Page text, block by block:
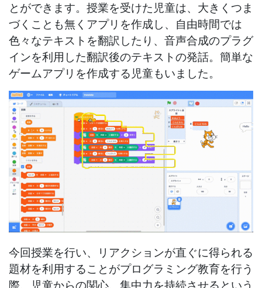
とができます。授業を受けた児童は、大きくつま
づくことも無くアプリを作成し、自由時間では
色々なテキストを翻訳したり、音声合成のプラグ
インを利用した翻訳後のテキストの発話。簡単な
ゲームアプリを作成する児童もいました。
今回授業を行い、リアクションが直ぐに得られる
題材を利用することがプログラミング教育を行う